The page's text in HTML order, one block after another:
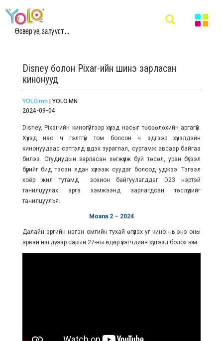
Өсвөр үе, залууст ...
Disney болон Pixar-ийн шинэ зарласан
кинонууд
YOLO.mn | YOLO.MN
2024-09-04
Disney, Pixar-ийн киногүйгээр хүүхэд насыг төсөөлөхийн аргагүй.
Хүүхэд нас ч гэлтгүй том болсон ч эдгээр хүүхэлдэйн
кинонуудаас сэтгэлд үлдэх зураглал, сургамж авсаар байгаа
билээ. Студиудын зарласан хөгжүүлж буй төсөл, уран бүтээл
бүрийг бид тэсэн ядан хүлээж суудаг болоод уджээ. Тэгвэл
хоёр жил тутамд зохион байгуулагддаг D23 нэртэй
танилцуулах арга хэмжээнд зарлагдсан төслүүдийг
танилцуулъя.
Moana 2 – 2024
Далайн эргийн нэгэн омгийн тухай өгүүлэх уг кино нь энэ оны
арван нэгдүгээр сарын 27-ны өдөр үзэгчдийн хүртээл болох юм.